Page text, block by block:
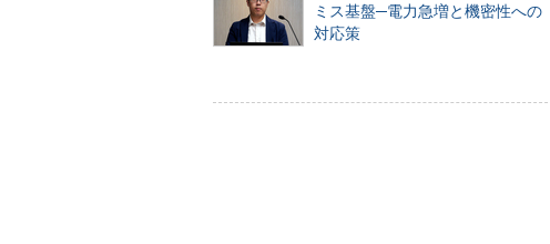
ミス基盤─電力急増と機密性への
対応策